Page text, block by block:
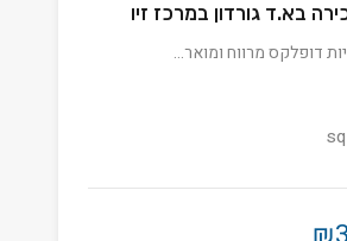
בא.ד גורדון במרכז זיו
דופלקס מרווח ומואר…